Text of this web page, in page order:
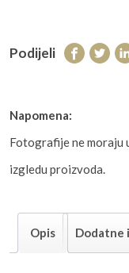
Podijeli
Napomena:
Fotografije ne moraju
izgledu proizvoda.
Opis Dodatne